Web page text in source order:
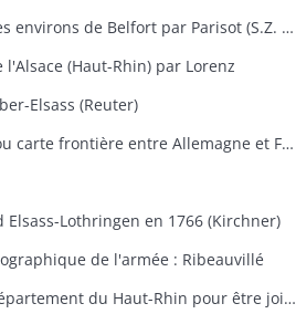
Carte géologique des environs de Belfort par Parisot (S.Z. Montbéliard)
(Haut-Rhin) par Lorenz
Elsass (Reuter)
Théâtre de guerre ou carte frontière entre Allemagne et France (Vienne et Mayence)
Elsass-Lothringen en 1766 (Kirchner)
de l'armée : Ribeauvillé
Carte routière du département du Haut-Rhin pour être jointe au projet d'une route à ouvrir entre Saint-Maurice et Sewen